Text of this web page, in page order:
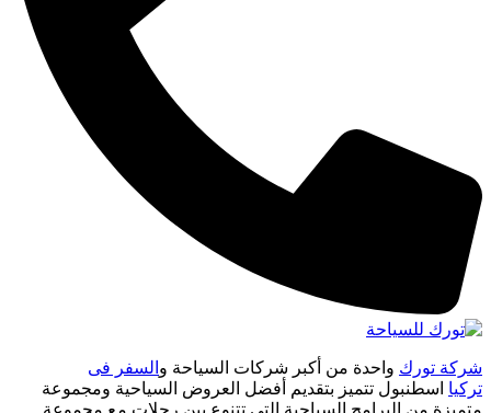
شركة تورك واحدة من أكبر شركات السياحة و السفر فى
تركيا اسطنبول تتميز بتقديم أفضل العروض السياحية ومجموعة